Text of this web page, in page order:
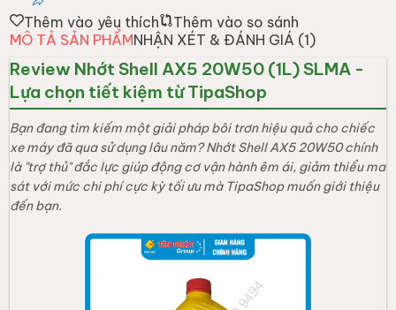
Thêm vào yêu thích
Thêm vào so sánh
MÔ TẢ SẢN PHẨMNHẬN XÉT & ĐÁNH GIÁ (1)
Review Nhớt Shell AX5 20W50 (1L) SLMA -
Lựa chọn tiết kiệm từ TipaShop
Bạn đang tìm kiếm một giải pháp bôi trơn hiệu quả cho chiếc
xe máy đã qua sử dụng lâu năm? Nhớt Shell AX5 20W50 chính
là "trợ thủ" đắc lực giúp động cơ vận hành êm ái, giảm thiểu ma
sát với mức chi phí cực kỳ tối ưu mà TipaShop muốn giới thiệu
đến bạn.